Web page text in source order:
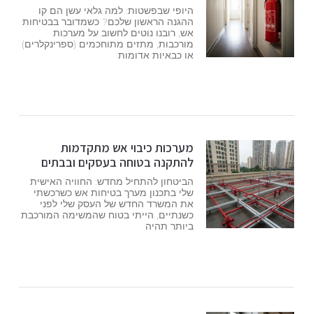
היופי שבפשטות: למה גלאי עשן הם קו
ההגנה הראשון שלכם? כשמדובר בבטיחות
אש, רובנו נוטים לחשוב על מערכות
מורכבות, מתזים מתוחכמים (ספרינקלרים)
או כבאיות אדומות
מערכות כיבוי אש מתקדמות
להתקנה בטוחה בעסקים ובבתים
הביטחון להתחיל מחדש: החוויה האישית
שלי בתכנון מערך בטיחות אש כשרכשתי
את המשרד החדש של העסק שלי לפני
כשנתיים, הייתי בטוח שהמשימה המורכבת
ביותר תהיה